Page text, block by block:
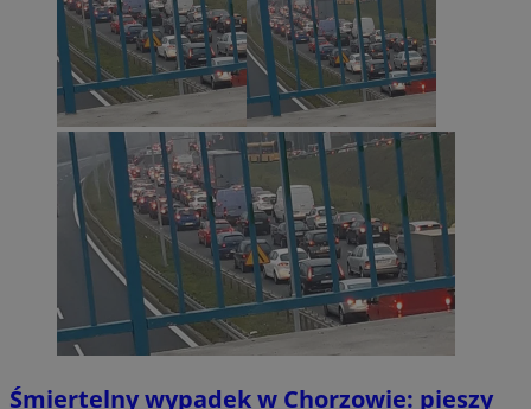
Śmiertelny wypadek w Chorzowie: pieszy